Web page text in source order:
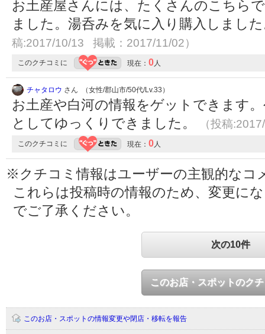
お土産屋さんには、たくさんのこちら
ました。湯呑みを気に入り購入しまし
稿:2017/10/13 掲載：2017/11/02）
このクチコミに 現在： 0人
チャタロウ さん （女性/郡山市/50代/Lv.33）
お土産や白河の情報をゲットできます
としてゆっくりできました。
（投稿
このクチコミに 現在： 0人
※クチコミ情報はユーザーの主観的なコ
これらは投稿時の情報のため、変更に
でご了承ください。
次の10件
このお店・スポットのク
このお店・スポットの情報変更や閉店・移転を報告